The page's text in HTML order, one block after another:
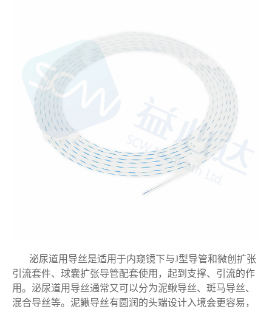
泌尿道用导丝是适用于内窥镜下与J型导管和微创扩张
引流套件、球囊扩张导管配套使用，起到支撑、引流的作
用。泌尿道用导丝通常又可以分为泥鳅导丝、斑马导丝、
混合导丝等。泥鳅导丝有圆润的头端设计入境会更容易，